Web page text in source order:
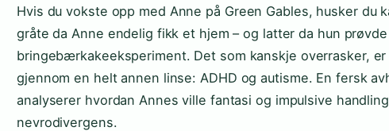
Hvis du vokste opp med Anne på Green Gables, husker du
gråte da Anne endelig fikk et hjem – og latter da hun
bringebærkakeeksperiment. Det som kanskje overrasker,
gjennom en helt annen linse: ADHD og autisme. En fersk
analyserer hvordan Annes ville fantasi og impulsive
nevrodivergens.